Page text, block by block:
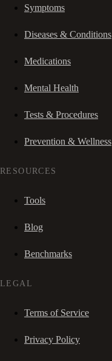
Symptoms
Diseases & Conditions
Medications
Mental Health
Tests & Procedures
Prevention & Wellness
RESOURCES
Tools
Blog
Benchmarks
LEGAL
Terms of Service
Privacy Policy